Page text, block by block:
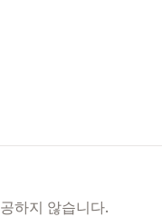
하지 않습니다.